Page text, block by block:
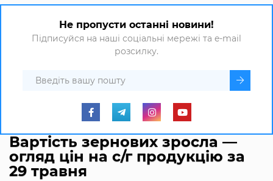
Не пропусти останні новини!
Підписуйся на наші соціальні мережі та e-mail
розсилку.
Вартість зернових зросла —
огляд цін на с/г продукцію за
29 травня